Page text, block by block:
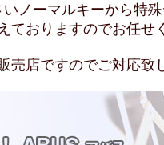
ノーマルキーから特
ておりますのでお任せ
売店ですのでご対応致